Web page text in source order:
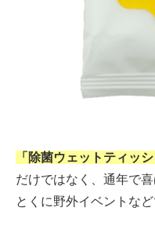
「除菌ウェットティッシ
だけではなく、通年で
とくに野外イベントなど